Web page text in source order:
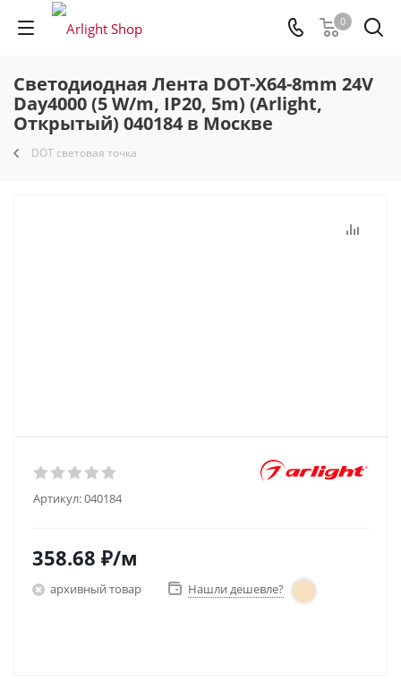
0
Светодиодная Лента DOT-X64-8mm 24V
Day4000 (5 W/m, IP20, 5m) (Arlight,
Открытый) 040184 в Москве
DOT световая точка
Артикул:040184
358.68 ₽/м
архивный товар Нашли дешевле?